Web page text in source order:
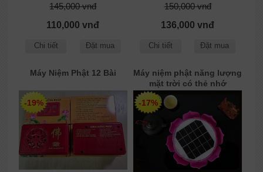
145,000 vnđ
110,000 vnđ
Chi tiết Đặt mua
150,000 vnđ
136,000 vnđ
Chi tiết Đặt mua
Máy Niệm Phật 12 Bài
-19%
Máy niệm phật năng lượng
mặt trời có thẻ nhớ
-17%